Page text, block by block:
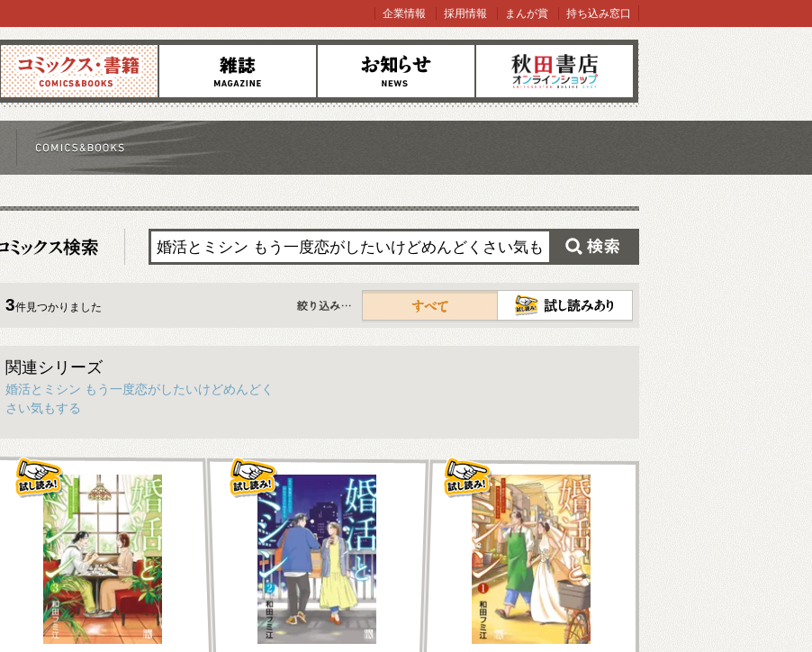
コミックス 雑誌 お知らせ オンラインショップ
企業情報 採用情報 まんが賞 持ち込み窓口
3件見つかりました
すべて
関連シリーズ
婚活とミシン もう一度恋がしたいけどめんどく
さい気もする